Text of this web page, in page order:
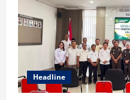
Headline